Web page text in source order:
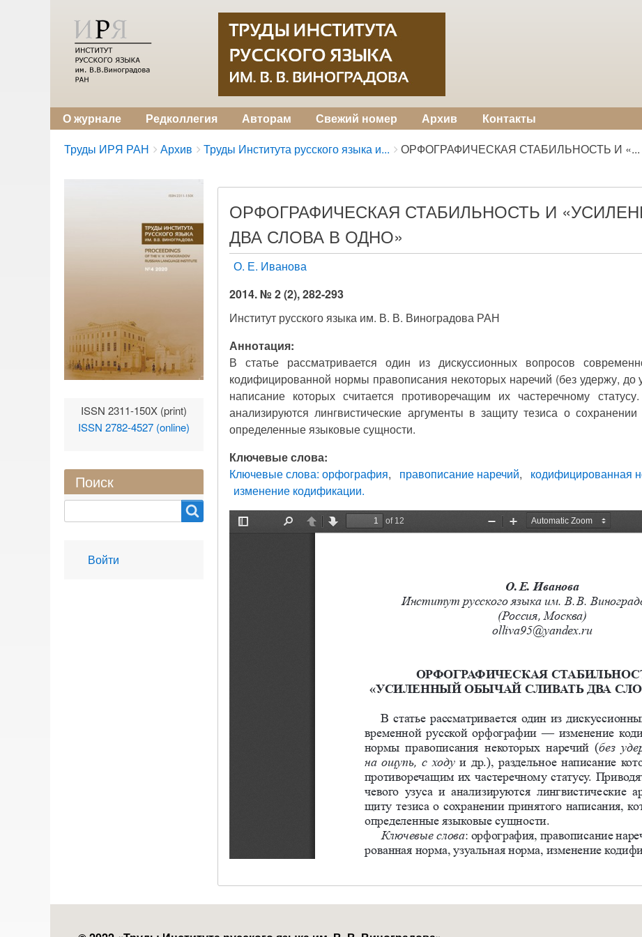
О журнале Редколлегия Авторам Свежий номер Архив Контакты
Breadcrumbs
You
Труды ИРЯ РАН Архив Труды Института русского языка и... ОРФОГРАФИЧЕСКАЯ СТАБИЛЬНОСТЬ И «...
ОРФОГРАФИЧЕСКАЯ СТАБИЛЬНОСТЬ И
ДВА СЛОВА В ОДНО»
О. Е. Иванова
2014. № 2 (2), 282-293
Институт русского языка им. В. В. Виноградова РАН
Аннотация:
В статье рассматривается один из дискуссионных вопросов
кодифицированной нормы правописания некоторых наречий (без удержу, до
написание которых считается противоречащим их частеречному
анализируются лингвистические аргументы в защиту тезиса о
определенные языковые сущности.
Ключевые слова:
Ключевые слова: орфография
правописание наречий кодифицированная
изменение кодификации.
ISSN 2311-150X (print)
ISSN 2782-4527 (online)
Поиск
User
account
Войти